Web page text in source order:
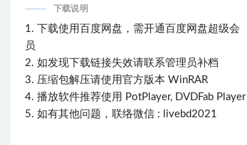
下载说明
1. 下载使用百度网盘，需开通百度网盘超级会
员
2. 如发现下载链接失效请联系管理员补档
3. 压缩包解压请使用官方版本 WinRAR
4. 播放软件推荐使用 PotPlayer, DVDFab Player
5. 如有其他问题，联络微信 : livebd2021